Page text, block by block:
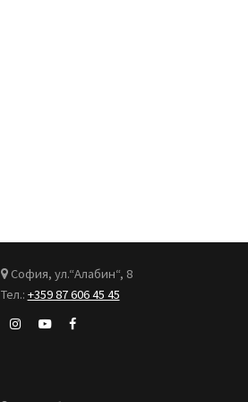
София, ул.“Алабин“, 8
Тел.: +359 87 606 45 45